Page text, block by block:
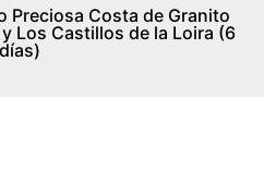
Preciosa Costa de Granito
Los Castillos de la Loira (6
días)